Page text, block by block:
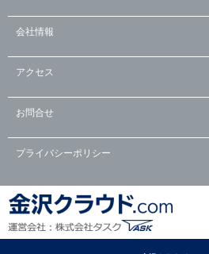
会社情報
アクセス
お問合せ
プライバシーポリシー